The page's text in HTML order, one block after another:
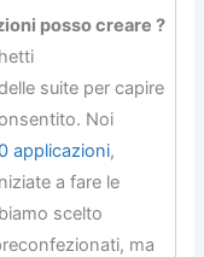
posso creare ?
suite per capire
Noi
applicazioni,
a fare le
scelto
ma